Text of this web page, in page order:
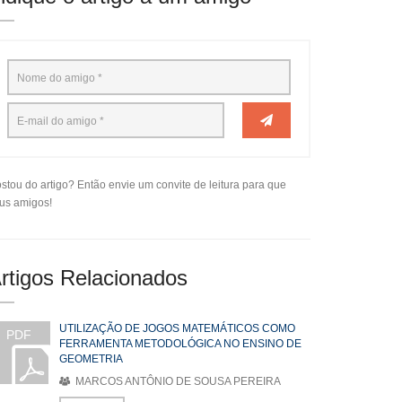
do artigo? Então envie um convite de leitura para que
amigos!
Relacionados
PDF
UTILIZAÇÃO DE JOGOS MATEMÁTICOS COMO
FERRAMENTA METODOLÓGICA NO ENSINO DE
GEOMETRIA
MARCOS ANTÔNIO DE SOUSA PEREIRA